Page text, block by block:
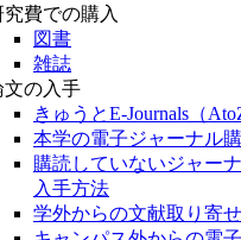
究費での購入
図書
雑誌
文の入手
きゅうとE-Journals（
本学の電子ジャーナル
購読していないジャー
入手方法
学外からの文献取り寄せ